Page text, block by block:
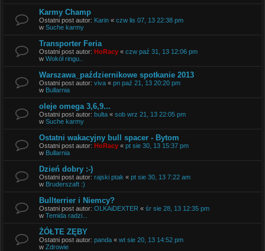
Karmy Champ
Ostatni post autor: Karin « czw lis 07, 13 22:38 pm
w Suche karmy
Transporter Feria
Ostatni post autor: HoRacy « czw paź 31, 13 12:06 pm
w Wokół ringu..
Warszawa_październikowe spotkanie 2013
Ostatni post autor: viva « pn paź 21, 13 20:20 pm
w Bullarnia
oleje omega 3,6,9...
Ostatni post autor: bulta « sob wrz 21, 13 22:05 pm
w Suche karmy
Ostatni wakacyjny bull spacer - Bytom
Ostatni post autor: HoRacy « pt sie 30, 13 15:37 pm
w Bullarnia
Dzień dobry :-)
Ostatni post autor: rajski ptak « pt sie 30, 13 7:22 am
w Bruderszaft :)
Bullterrier i Niemcy?
Ostatni post autor: OLKAiDEXTER « śr sie 28, 13 12:35 pm
w Temida radzi...
ŻÓŁTE ZĘBY
Ostatni post autor: panda « wt sie 20, 13 14:52 pm
w Zdrowie